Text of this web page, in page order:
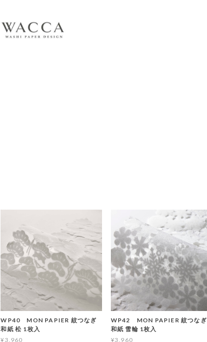
WP40 MON PAPIER 紋つなぎ
和紙 松 1枚入
¥3,960
WP42 MON PAPIER 紋つなぎ
和紙 雪輪 1枚入
¥3,960